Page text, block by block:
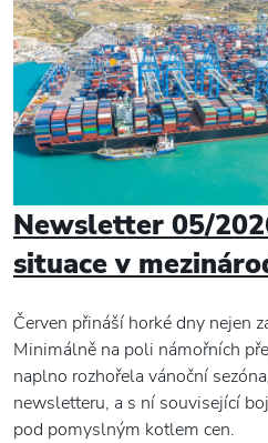
Newsletter 05/
situace v
Červen přináší horké dny nejen
Minimálně na poli námořních
naplno rozhořela vánoční
newsletteru, a s ní související
pod pomyslným kotlem cen.